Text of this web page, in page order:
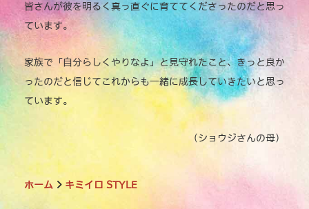
皆さんが彼を明るく真っ直ぐに育ててくださったのだと思っ
ています。
家族で「自分らしくやりなよ」と見守れたこと、きっと良か
ったのだと信じてこれからも一緒に成長していきたいと思っ
ています。
（ショウジさんの母）
ホーム キミイロ STYLE